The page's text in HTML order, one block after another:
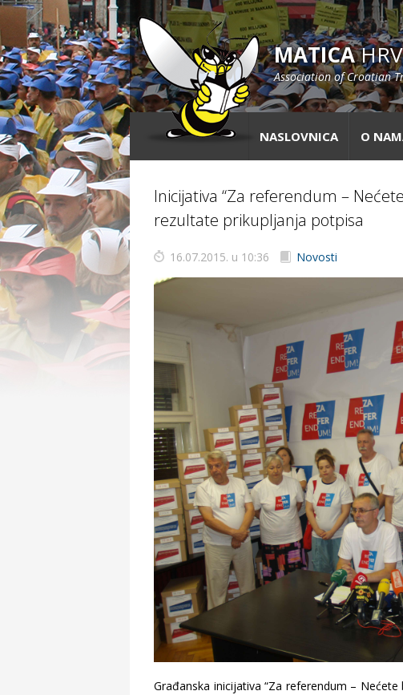
MATICA
Association of Croatian
NASLOVNICA O
Inicijativa “Za referendum –
rezultate prikupljanja potpisa
16.07.2015. u 10:36 Novosti
Građanska inicijativa “Za referendum –